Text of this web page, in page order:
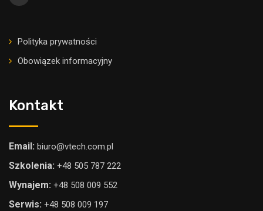
Polityka prywatności
Obowiązek informacyjny
Kontakt
Email: biuro@vtech.com.pl
Szkolenia: +48 505 787 222
Wynajem: +48 508 009 552
Serwis: +48 508 009 197